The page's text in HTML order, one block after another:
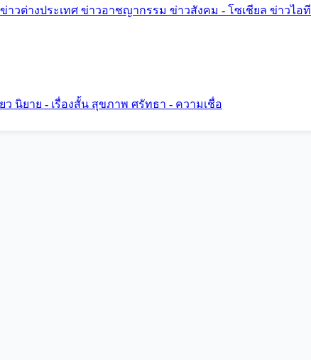
ข่าวต่างประเทศ ข่าวอาชญากรรม ข่าวสังคม - โซเชียล ข่าวไอที
ว นิยาย - เรื่องสั้น สุขภาพ ศรัทธา - ความเชื่อ